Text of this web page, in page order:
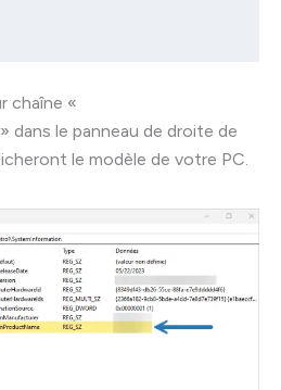
chaîne «
» dans le panneau de droite de
le modèle de votre PC.